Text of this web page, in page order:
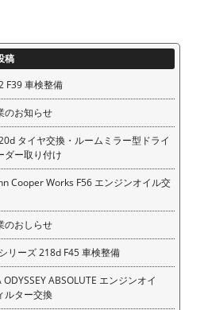
稿
F39 車検整備
のお知らせ
タイヤ交換・ルームミラー型ドライ
ダー取り付け
Cooper Works F56 エンジンオイル交
のおしらせ
リーズ 218d F45 車検整備
ODYSSEY ABSOLUTE エンジンオイ
ルター交換